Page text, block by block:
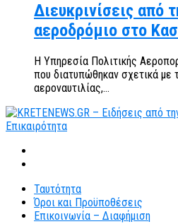
Διευκρινίσεις από
αεροδρόμιο στο
Η Υπηρεσία Πολιτικής
που διατυπώθηκαν σχετικά με
αεροναυτιλίας,...
Ταυτότητα
Όροι και Προϋποθέσεις
Επικοινωνία – Διαφήμιση